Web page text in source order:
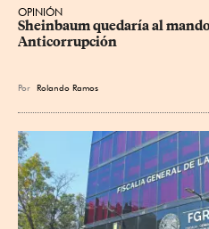
OPINIÓN
Sheinbaum quedaría al
Anticorrupción
Por Rolando Ramos